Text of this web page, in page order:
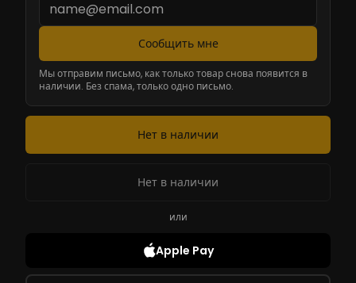
Сообщить мне
Мы отправим письмо, как только товар снова появится в
наличии. Без спама, только одно письмо.
Нет в наличии
Нет в наличии
или
Apple Pay